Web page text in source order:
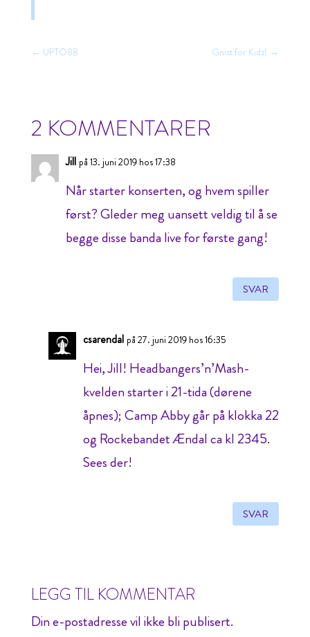
← UPTO88 Gnist for Kidz! →
2 KOMMENTARER
Jill på 13. juni 2019 hos 17:38
Når starter konserten, og hvem spiller
først? Gleder meg uansett veldig til å se
begge disse banda live for første gang!
SVAR
csarendal på 27. juni 2019 hos 16:35
Hei, Jill! Headbangers’n’Mash-
kvelden starter i 21-tida (dørene
åpnes); Camp Abby går på klokka 22
og Rockebandet Ændal ca kl 2345.
Sees der!
SVAR
LEGG TIL KOMMENTAR
Din e-postadresse vil ikke bli publisert.